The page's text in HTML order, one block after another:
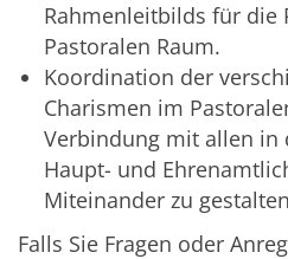
Rahmenleitbilds für die
Pastoralen Raum.
Koordination der
Charismen im
Verbindung mit allen in
Haupt- und
Miteinander zu
Falls Sie Fragen oder